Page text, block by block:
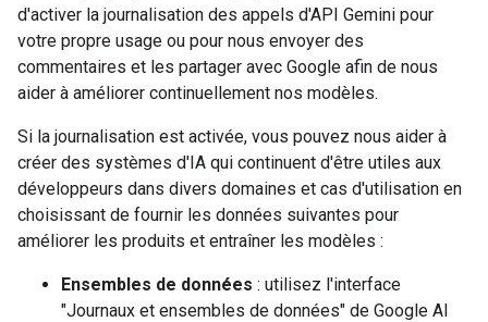
d'activer la journalisation des appels d'API Gemini pour
votre propre usage ou pour nous envoyer des
commentaires et les partager avec Google afin de nous
aider à améliorer continuellement nos modèles.
Si la journalisation est activée, vous pouvez nous aider à
créer des systèmes d'IA qui continuent d'être utiles aux
développeurs dans divers domaines et cas d'utilisation en
choisissant de fournir les données suivantes pour
améliorer les produits et entraîner les modèles :
Ensembles de données : utilisez l'interface
"Journaux et ensembles de données" de Google AI